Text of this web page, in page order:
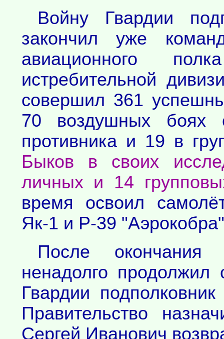
Войну Гвардии
закончил уже
авиационного
истребительной
совершил 361
70 воздушных боях
противника и 19 в
Быков в своих
личных и 14
время освоил
Як-1 и Р-39
После
ненадолго
Гвардии
Правительство
Сергей Иванович